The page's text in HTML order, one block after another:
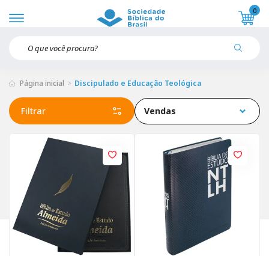
0
Página inicial Discipulado e Educação Teológica
Filtrar